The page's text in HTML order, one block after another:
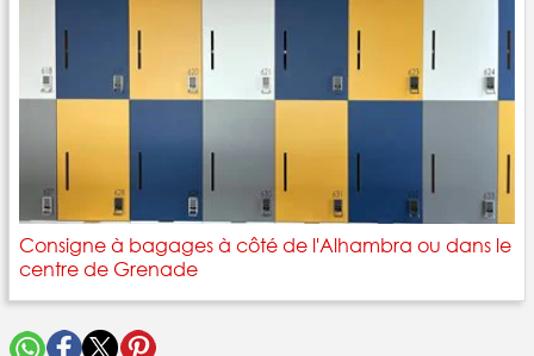
Consigne à bagages à côté de l'Alhambra ou dans le
centre de Grenade